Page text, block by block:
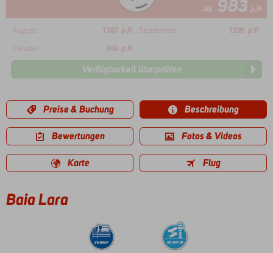
Ab 983 p.P.
August 1387 p.P. September 1295 p.P.
Oktober
983 p.P.
Verfügbarkeit überprüfen
Preise & Buchung Beschreibung
Bewertungen Fotos & Videos
Karte Flug
Baia Lara